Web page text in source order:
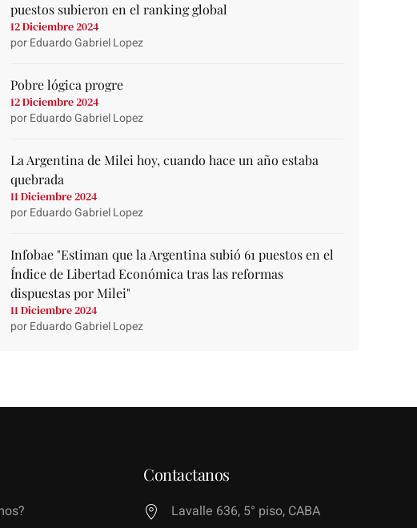
puestos subieron en el ranking global
12 Diciembre 2024
por Eduardo Gabriel Lopez
Pobre lógica progre
12 Diciembre 2024
por Eduardo Gabriel Lopez
La Argentina de Milei hoy, cuando hace un año estaba
quebrada
11 Diciembre 2024
por Eduardo Gabriel Lopez
Infobae "Estiman que la Argentina subió 61 puestos en el
Índice de Libertad Económica tras las reformas
dispuestas por Milei"
11 Diciembre 2024
por Eduardo Gabriel Lopez
Contactanos
Lavalle 636, 5° piso, CABA